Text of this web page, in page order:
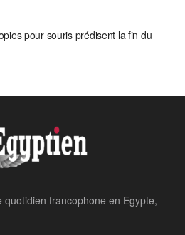
pour souris prédisent la fin du
francophone en Egypte,